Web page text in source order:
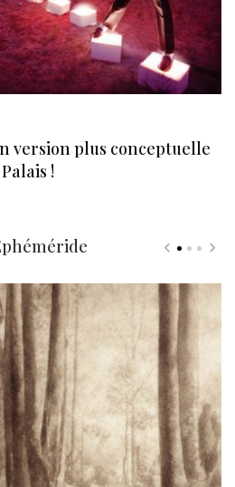
version plus conceptuelle
!